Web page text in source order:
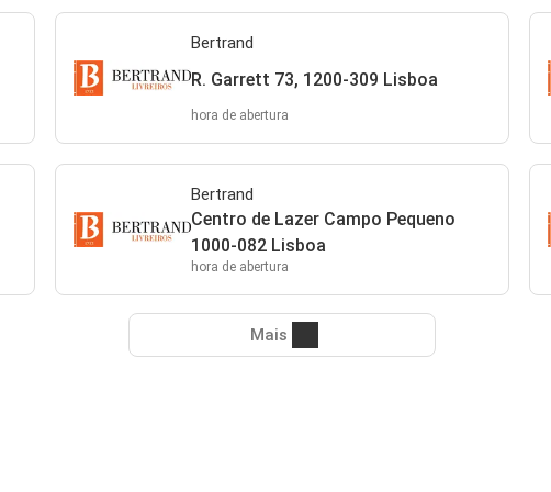
Bertrand
R. Garrett 73, 1200-309 Lisboa
hora de abertura
Bertrand
Centro de Lazer Campo Pequeno
1000-082 Lisboa
hora de abertura
Mais